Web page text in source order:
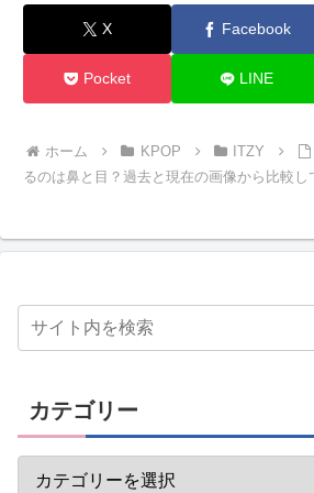
X Facebook
Pocket LINE
ホーム KPOP ITZY
るのは鼻と目？過去と現在の画像から比較し
カテゴリー